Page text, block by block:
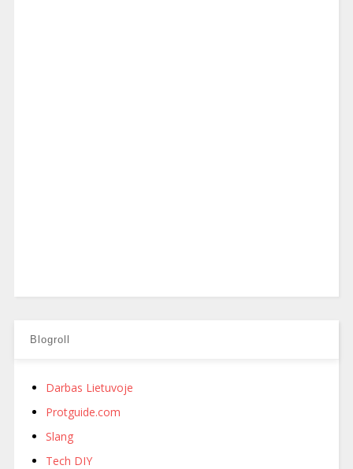
Blogroll
Darbas Lietuvoje
Protguide.com
Slang
Tech DIY